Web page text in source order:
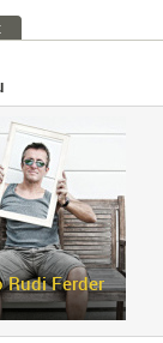
Rudi Ferder